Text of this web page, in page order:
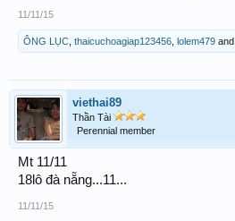
11/11/15
ÔNG LỤC thaicuchoagiap123456 lolem479 and
viethai89
Thần Tài
Perennial member
Mt 11/11
18lô đà nẵng...11...
11/11/15